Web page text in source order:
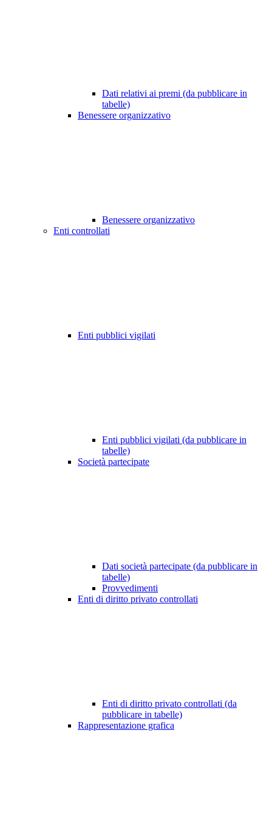
Dati relativi ai premi (da pubblicare in
tabelle)
Benessere organizzativo
Benessere organizzativo
Enti controllati
Enti pubblici vigilati
Enti pubblici vigilati (da pubblicare in
tabelle)
Società partecipate
Dati società partecipate (da pubblicare in
tabelle)
Provvedimenti
Enti di diritto privato controllati
Enti di diritto privato controllati (da
pubblicare in tabelle)
Rappresentazione grafica